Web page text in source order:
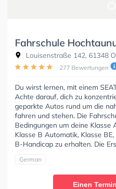
Fahrschule
Louisenstraße 142, 61348
277 Bewertungen
Du wirst lernen, mit einem
Achte darauf, dich zu
geparkte Autos rund um die
fahren und stehen. Die
Bedingungen um deine Klasse
Klasse B Automatik, Klasse
B-Handicap zu erhalten. Die
German
Einen